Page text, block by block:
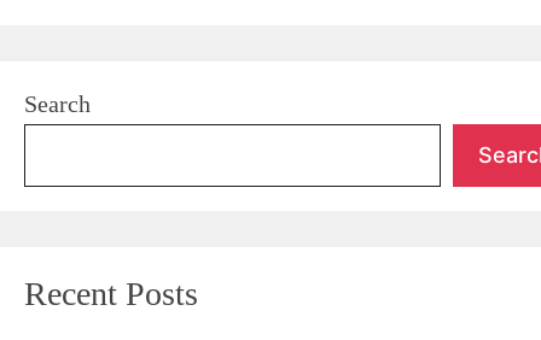
Search
Recent Posts